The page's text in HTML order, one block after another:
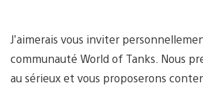
J’aimerais vous inviter
communauté World of Tanks. Nous
au sérieux et vous proposerons